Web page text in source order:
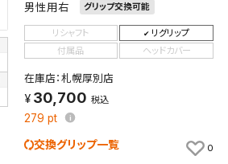
男性用右 グリップ交換可能
リシャフト
リグリップ
付属品
ヘッドカバー
在庫店：札幌厚別店
30,700 税込
279 pt
交換グリップ一覧 0
キャンセル